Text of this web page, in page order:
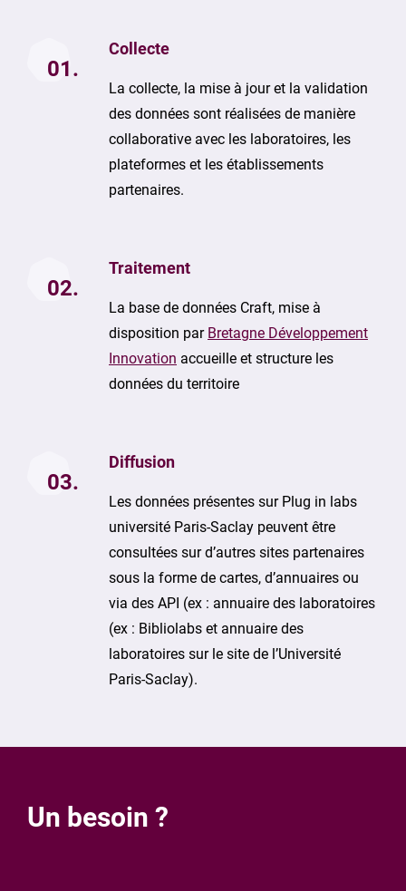
01.
Collecte
La collecte, la mise à jour et la validation
des données sont réalisées de manière
collaborative avec les laboratoires, les
plateformes et les établissements
partenaires.
02.
Traitement
La base de données Craft, mise à
disposition par Bretagne Développement
Innovation accueille et structure les
données du territoire
03.
Diffusion
Les données présentes sur Plug in labs
université Paris-Saclay peuvent être
consultées sur d’autres sites partenaires
sous la forme de cartes, d’annuaires ou
via des API (ex : annuaire des laboratoires
(ex : Bibliolabs et annuaire des
laboratoires sur le site de l’Université
Paris-Saclay).
Un besoin ?